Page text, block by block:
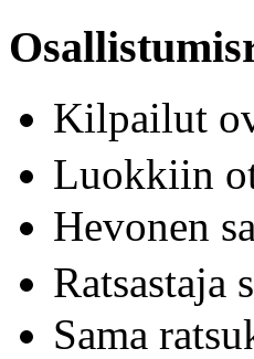
Kilpailut
Luokkiin
Hevonen
Ratsastaja
Sama